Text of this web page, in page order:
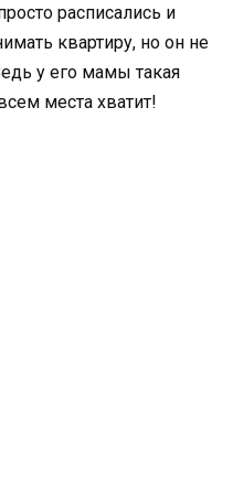
расписались и
квартиру, но он не
у его мамы такая
места хватит!